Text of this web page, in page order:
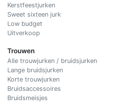
Kerstfeestjurken
Sweet sixteen jurk
Low budget
Uitverkoop
Trouwen
Alle trouwjurken / bruidsjurken
Lange bruidsjurken
Korte trouwjurken
Bruidsaccessoires
Bruidsmeisjes